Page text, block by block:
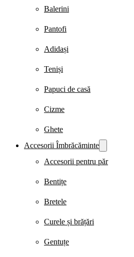
Balerini
Pantofi
Adidași
Teniși
Papuci de casă
Cizme
Ghete
Accesorii Îmbrăcăminte
Accesorii pentru păr
Bentițe
Bretele
Curele și brățări
Gentuțe